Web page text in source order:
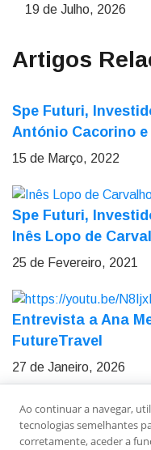
19 de Julho, 2026
Artigos
Spe Futuri,
António Cacorino
15 de Março, 2022
Spe Futuri,
Inês Lopo de
25 de Fevereiro, 2021
Entrevista a Ana
FutureTravel
27 de Janeiro, 2026
Sobre Nós
Política de
Ao continuar a navegar,
tecnologias semelhantes
corretamente, aceder a